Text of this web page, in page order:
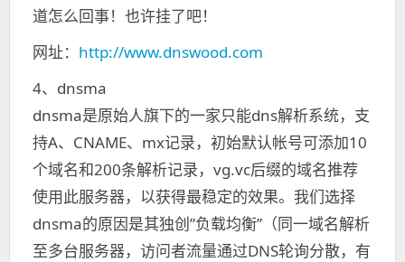
道怎么回事！也许挂了吧！
网址： http://www.dnswood.com
4、 dnsma
dnsma是原始人旗下的一家只能dns解析系统，支
持A、CNAME、mx记录， 初始默认帐号可添加10
个域名和200条解析记录， vg.vc后缀的域名推荐
使用此服务器，以获得最稳定的效果。我们选择
dnsma的原因是其独创”负载均衡”（同一域名解析
至多台服务器，访问者流量通过DNS轮询分散， 有